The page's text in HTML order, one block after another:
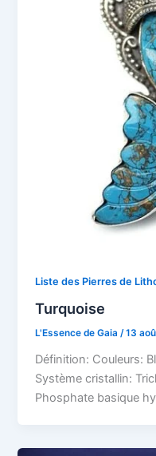
Liste des Pierres de
Turquoise
L'Essence de Gaia/13
Définition: Couleurs:
Système cristallin:
Phosphate basique